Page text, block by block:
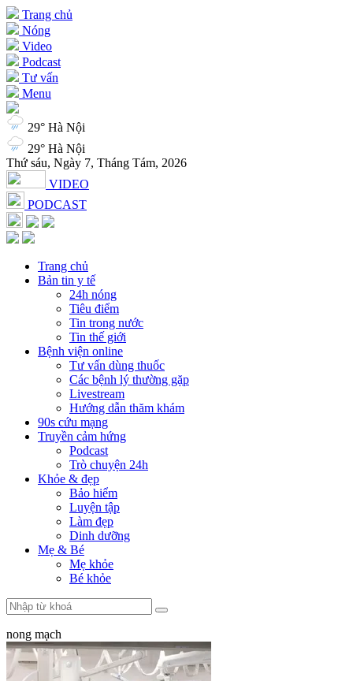
Trang chủ
Nóng
Video
Podcast
Tư vấn
Menu
29° Hà Nội
29° Hà Nội
Thứ sáu, Ngày 7, Tháng Tám, 2026
VIDEO
PODCAST
Trang chủ
Bản tin y tế
24h nóng
Tiêu điểm
Tin trong nước
Tin thế giới
Bệnh viện online
Tư vấn dùng thuốc
Các bệnh lý thường gặp
Livestream
Hướng dẫn thăm khám
90s cứu mạng
Truyền cảm hứng
Podcast
Trò chuyện 24h
Khỏe & đẹp
Bảo hiểm
Luyện tập
Làm đẹp
Dinh dưỡng
Mẹ & Bé
Mẹ khỏe
Bé khỏe
nong mạch